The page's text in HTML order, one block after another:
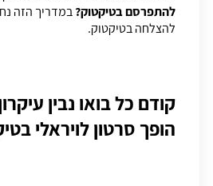
להתפרסם בטיקטוק?במדריך הזה
להצלחה בטיקטוק.
קודם כל בואו נבין
הופך סרטון לויראלי